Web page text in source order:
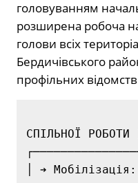
головуванням
розширена робоча
голови всіх
Бердичівського
профільних
СПІЛЬНОЇ РОБОТИ
│ ➔